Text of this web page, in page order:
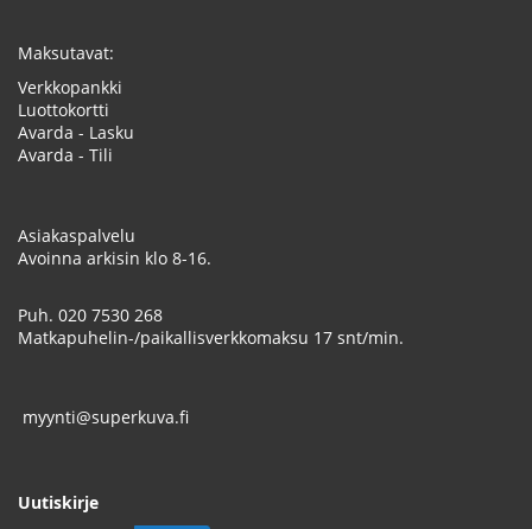
Maksutavat:
Verkkopankki
Luottokortti
Avarda - Lasku
Avarda - Tili
Asiakaspalvelu
Avoinna arkisin klo 8-16.
Puh. 020 7530 268
Matkapuhelin-/paikallisverkkomaksu 17 snt/min.
myynti@superkuva.fi
Uutiskirje